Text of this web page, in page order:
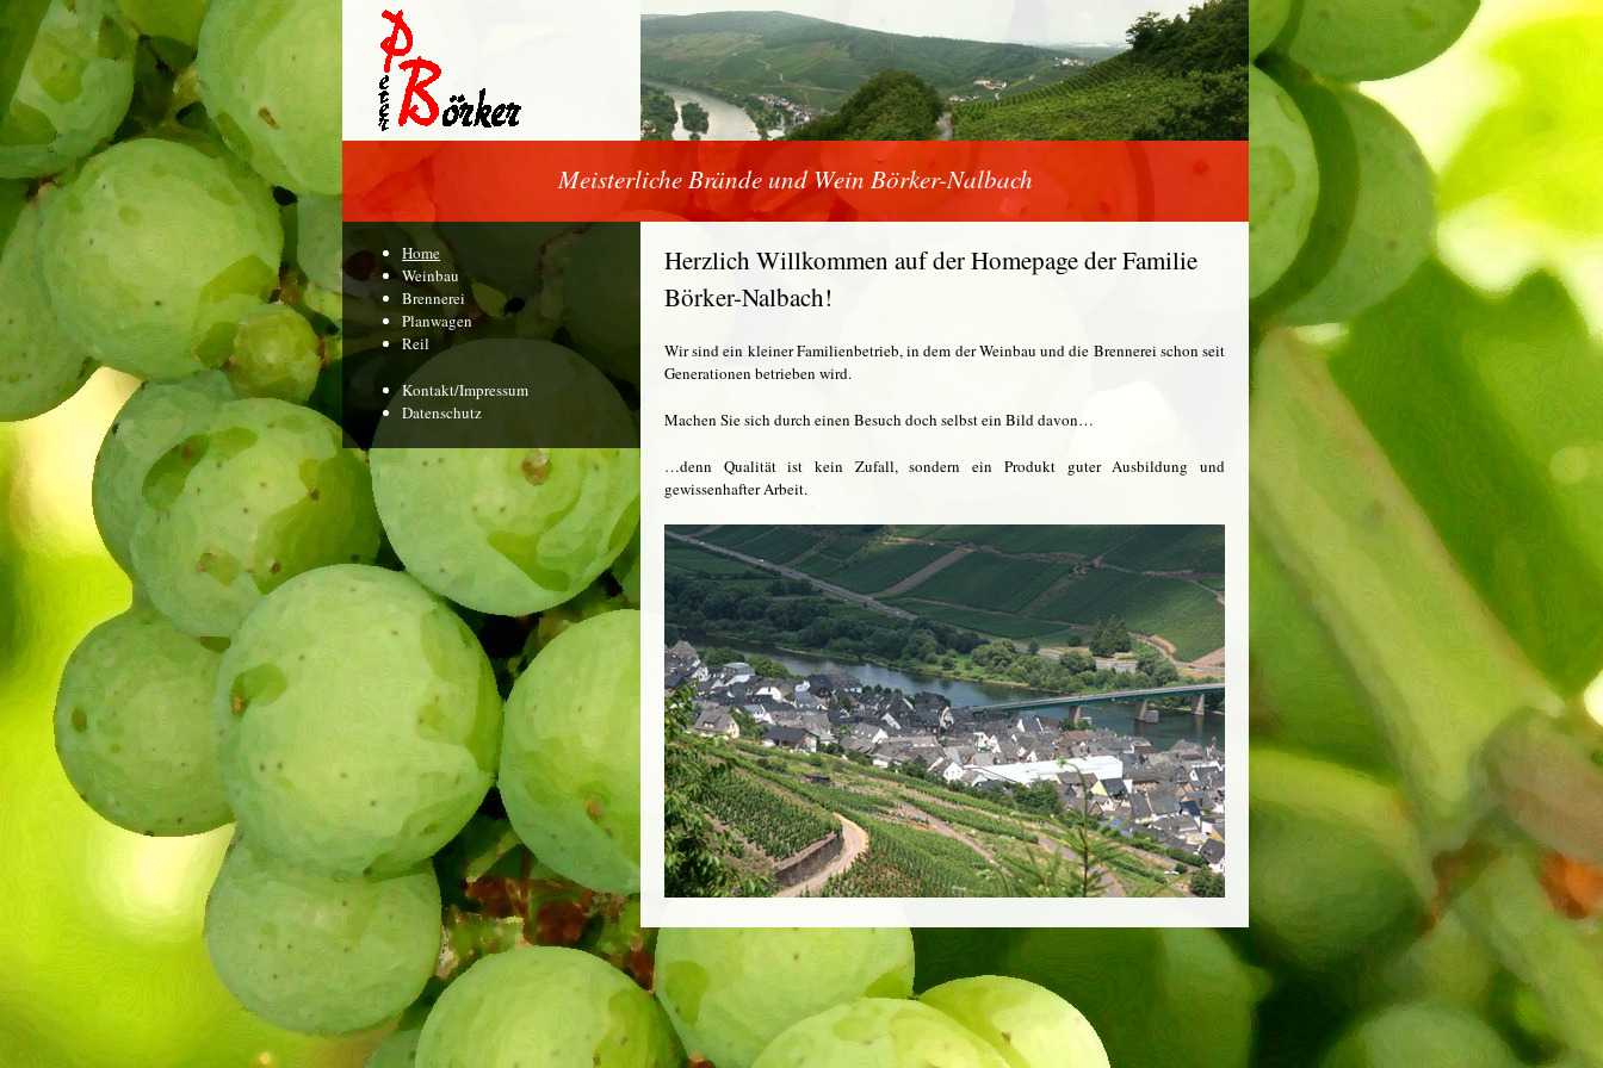
Meisterliche Brände und Wein Börker-Nalbach
Home
Weinbau
Brennerei
Planwagen
Reil
Kontakt/Impressum
Datenschutz
Herzlich Willkommen auf der Homepage der Familie
Börker-Nalbach!
Wir sind ein kleiner Familienbetrieb, in dem der Weinbau und die Brennerei schon seit
Generationen betrieben wird.
Machen Sie sich durch einen Besuch doch selbst ein Bild davon…
…denn Qualität ist kein Zufall, sondern ein Produkt guter Ausbildung und
gewissenhafter Arbeit.